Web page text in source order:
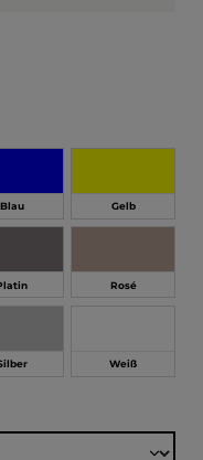
Blau Gelb
Rosé
Weiß